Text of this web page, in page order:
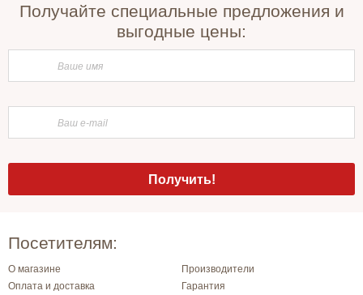
Получайте специальные предложения и
выгодные цены:
Посетителям:
О магазине
Производители
Оплата и доставка
Гарантия